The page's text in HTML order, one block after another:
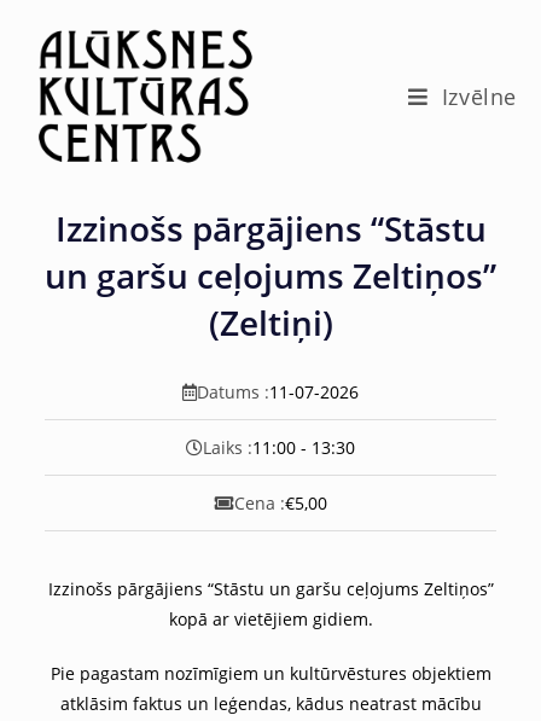
Izvēlne
Izzinošs pārgājiens “Stāstu
un garšu ceļojums Zeltiņos”
(Zeltiņi)
Datums :11-07-2026
Laiks :11:00 - 13:30
Cena :€5,00
Izzinošs pārgājiens “Stāstu un garšu ceļojums Zeltiņos”
kopā ar vietējiem gidiem.
Pie pagastam nozīmīgiem un kultūrvēstures objektiem
atklāsim faktus un leģendas, kādus neatrast mācību